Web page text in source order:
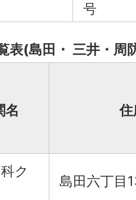
号
表(島田・ 三井・周
名 住
ク
島田六丁目